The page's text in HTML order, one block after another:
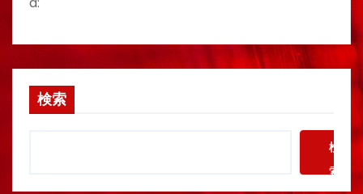
検索
検
索